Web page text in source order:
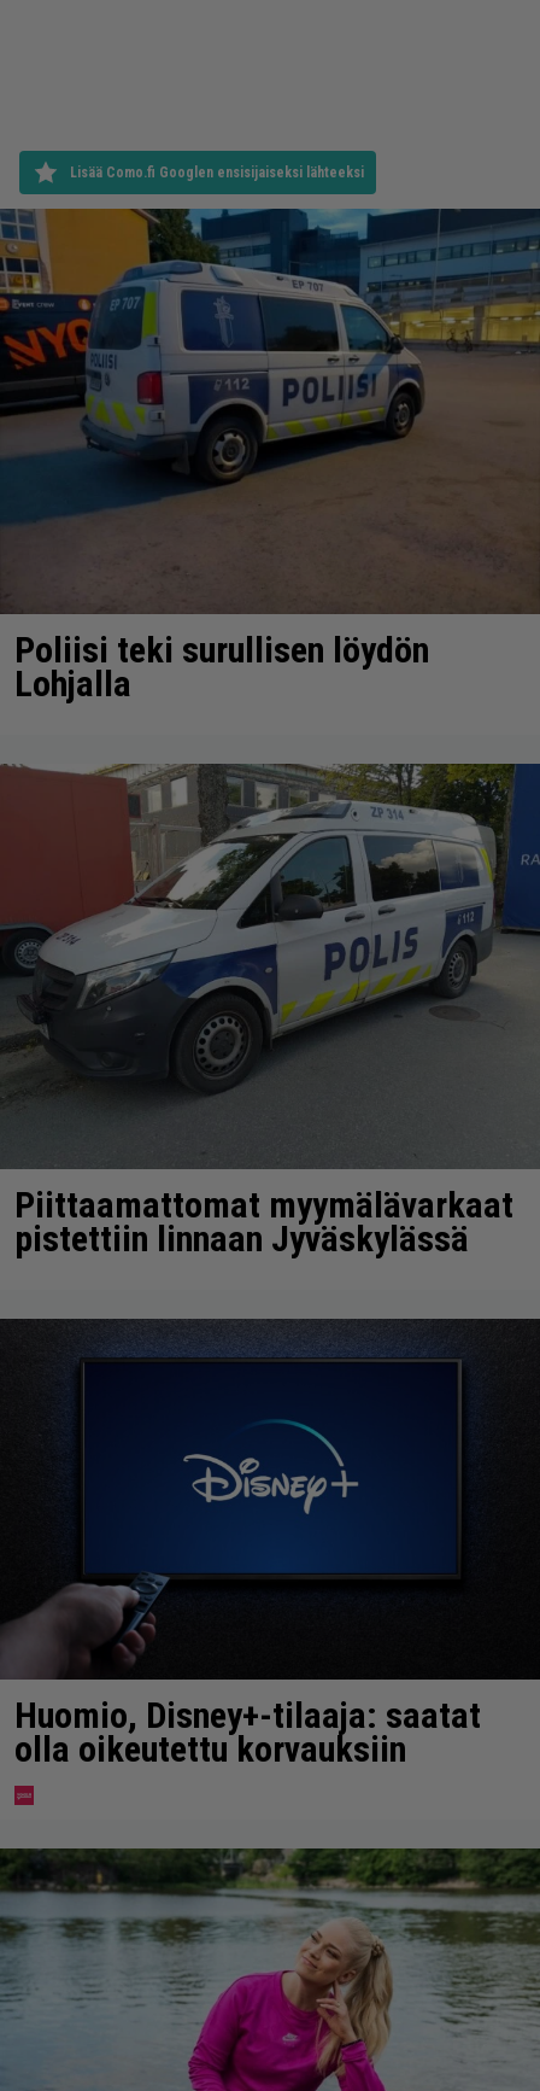
Lisää Como.fi Googlen ensisijaiseksi lähteeksi
Poliisi teki surullisen löydön
Lohjalla
Piittaamattomat myymälävarkaat
pistettiin linnaan Jyväskylässä
Huomio, Disney+-tilaaja: saatat
olla oikeutettu korvauksiin